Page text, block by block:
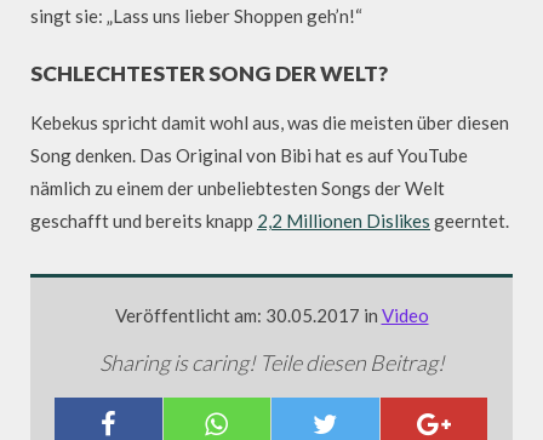
singt sie: „Lass uns lieber Shoppen geh’n!“
SCHLECHTESTER SONG DER WELT?
Kebekus spricht damit wohl aus, was die meisten über diesen
Song denken. Das Original von Bibi hat es auf YouTube
nämlich zu einem der unbeliebtesten Songs der Welt
geschafft und bereits knapp 2,2 Millionen Dislikes geerntet.
Veröffentlicht am: 30.05.2017 in Video
Sharing is caring! Teile diesen Beitrag!